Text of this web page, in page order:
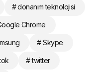
# donanım teknolojisi
Chrome
# Skype
# twitter